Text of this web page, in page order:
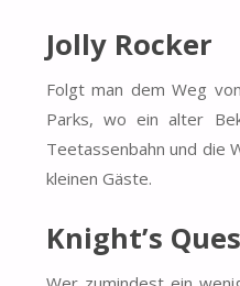
Jolly Rocker
Folgt man dem Weg
Parks, wo ein alter
Teetassenbahn und die
kleinen Gäste.
Knight’s